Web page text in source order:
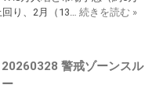
回り、2月（13…続きを読む »
20260328 警戒ゾーンスル
ー